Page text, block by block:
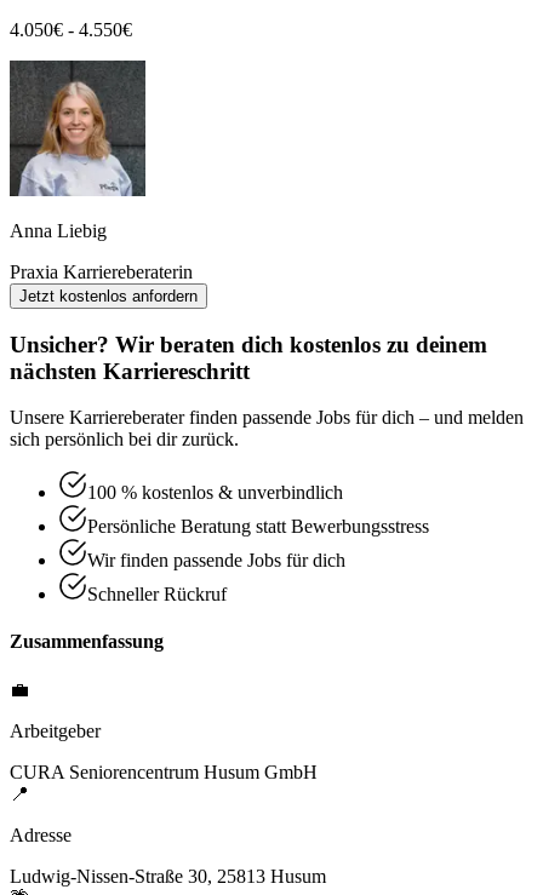
4.050€ - 4.550€
Anna Liebig
Praxia Karriereberaterin
Jetzt kostenlos anfordern
Unsicher? Wir beraten dich kostenlos zu deinem
nächsten Karriereschritt
Unsere Karriereberater finden passende Jobs für dich – und melden
sich persönlich bei dir zurück.
100 % kostenlos & unverbindlich
Persönliche Beratung statt Bewerbungsstress
Wir finden passende Jobs für dich
Schneller Rückruf
Zusammenfassung
💼
Arbeitgeber
CURA Seniorencentrum Husum GmbH
📍
Adresse
Ludwig-Nissen-Straße 30, 25813 Husum